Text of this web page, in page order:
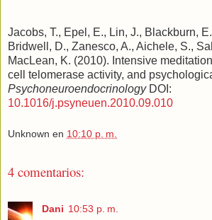
Jacobs, T., Epel, E., Lin, J., Blackburn,
Bridwell, D., Zanesco, A., Aichele, S.,
MacLean, K. (2010). Intensive
cell telomerase activity, and
PsychoneuroendocrinologyDOI:
10.1016/j.psyneuen.2010.09.010
Unknown en 10:10 p. m.
4 comentarios:
Dani 10:53 p. m.